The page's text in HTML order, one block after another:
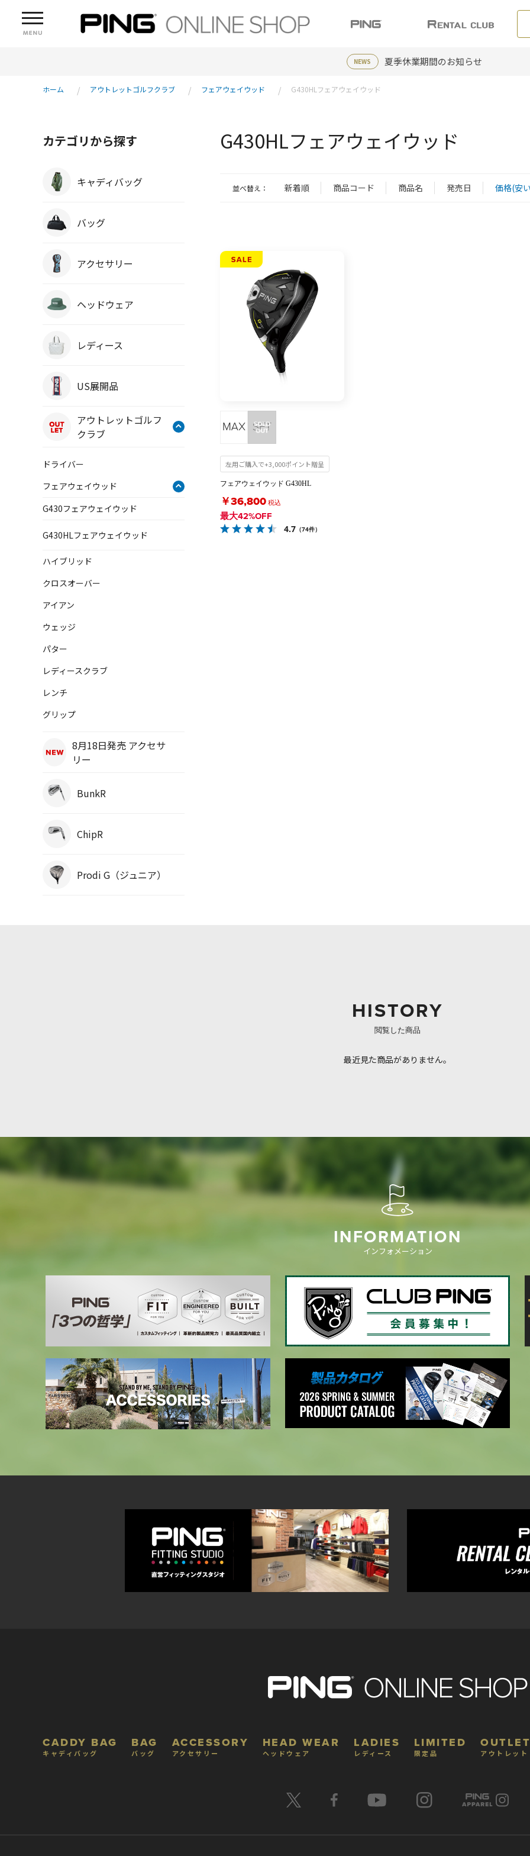
NEWS 夏季休業期間のお知らせ
ホーム アウトレットゴルフクラブ フェアウェイウッド G430HLフェアウェイウッド
カテゴリから探す
キャディバッグ
バッグ
アクセサリー
ヘッドウェア
レディース
US展開品
アウトレットゴルフ
クラブ
ドライバー
フェアウェイウッド
G430フェアウェイウッド
G430HLフェアウェイウッド
ハイブリッド
クロスオーバー
アイアン
ウェッジ
パター
レディースクラブ
レンチ
グリップ
8月18日発売 アクセサ
リー
BunkR
ChipR
Prodi G（ジュニア）
G430HLフェアウェイウッド
並べ替え： 新着順 商品コード 商品名 発売日 価格(安
左用ご購入で+3,000ポイント贈呈
フェアウェイウッド G430HL
￥36,800税込
最大42%OFF
4.7 （74件）
HISTORY
閲覧した商品
最近見た商品がありません。
INFORMATION
インフォメーション
CADDY BAG
キャディバッグ
BAG
バッグ
ACCESSORY
アクセサリー
HEAD WEAR
ヘッドウェア
LADIES
レディース
LIMITED
限定品 アウトレッ